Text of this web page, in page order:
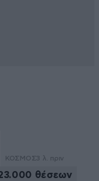
ΚΟΣΜΟΣ3 λ. πριν
θέσεων